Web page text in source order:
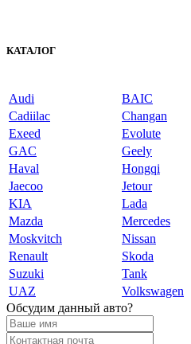
КАТАЛОГ
Audi BAIC
Cadiilac
Changan
Exeed
Evolute
GAC
Geely
Haval
Hongqi
Jaecoo
Jetour
KIA
Lada
Mazda
Mercedes
Moskvitch
Nissan
Renault
Skoda
Suzuki
Tank
UAZ
Volkswagen
Обсудим данный авто?